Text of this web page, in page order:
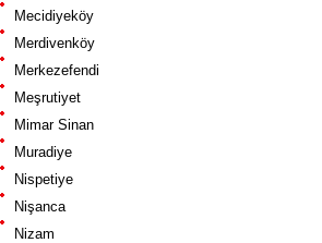
Mecidiyeköy
Merdivenköy
Merkezefendi
Meşrutiyet
Mimar Sinan
Muradiye
Nispetiye
Nişanca
Nizam